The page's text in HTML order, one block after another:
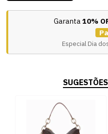
Garanta 10%
Especial Dia